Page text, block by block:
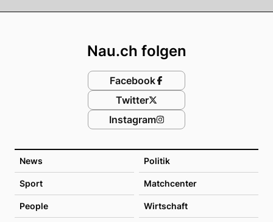
News Politik
Sport Matchcenter
People Wirtschaft
Nau.ch folgen
Facebook
Twitter
Instagram